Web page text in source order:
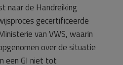
naar de Handreiking
gecertificeerde
van VWS, waarin
over de situatie
een GI niet tot